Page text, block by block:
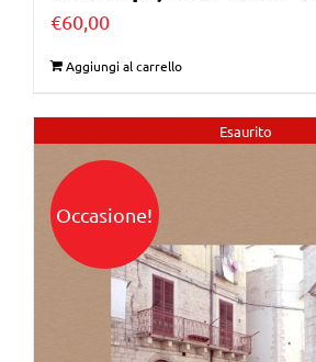
€60,00
Aggiungi al carrello
Esaurito
Occasione!